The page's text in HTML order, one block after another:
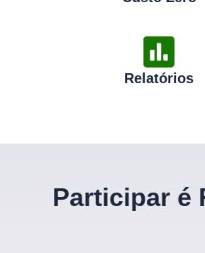
Relatórios
Participar é